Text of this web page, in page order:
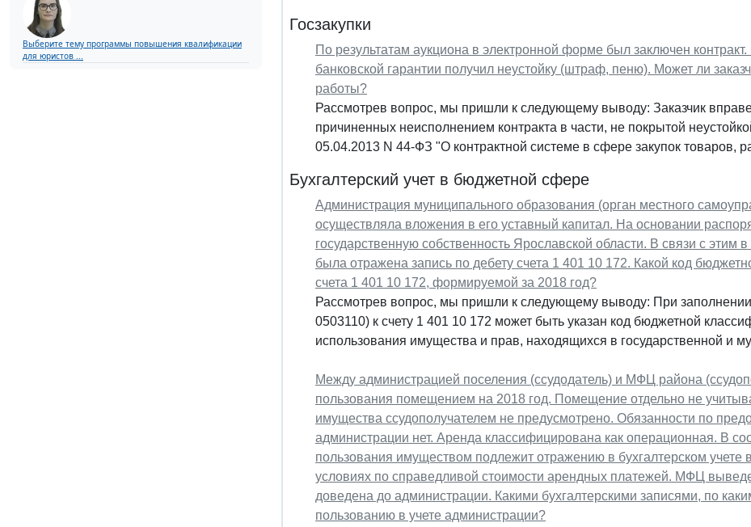
Выберите тему программы повышения квалификации
для юристов ...
Госзакупки
По результатам аукциона в электронной форме был заключен
банковской гарантии получил неустойку (штраф, пеню). Может ли
работы?
Рассмотрев вопрос, мы пришли к следующему выводу: Заказчик
причиненных неисполнением контракта в части, не покрытой
05.04.2013 N 44-ФЗ "О контрактной системе в сфере закупок товаров,
Бухгалтерский учет в бюджетной сфере
Администрация муниципального образования (орган местного
осуществляла вложения в его уставный капитал. На основании
государственную собственность Ярославской области. В связи с
была отражена запись по дебету счета 1 401 10 172. Какой код
счета 1 401 10 172, формируемой за 2018 год?
Рассмотрев вопрос, мы пришли к следующему выводу: При
0503110) к счету 1 401 10 172 может быть указан код бюджетной
использования имущества и прав, находящихся в государственной и
Между администрацией поселения (ссудодатель) и МФЦ района
пользования помещением на 2018 год. Помещение отдельно не
имущества ссудополучателем не предусмотрено. Обязанности по
администрации нет. Аренда классифицирована как операционная. В
пользования имуществом подлежит отражению в бухгалтерском учете
условиях по справедливой стоимости арендных платежей. МФЦ
доведена до администрации. Какими бухгалтерскими записями, по
пользованию в учете администрации?